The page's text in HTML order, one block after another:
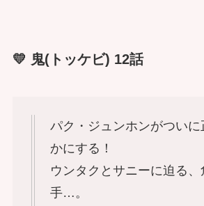
💛 鬼(トッケビ) 12話
パク・ジュンホンがついに
かにする！
ウンタクとサニーに迫る
手…。